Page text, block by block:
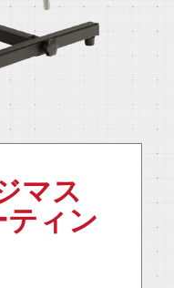
マス
ィン